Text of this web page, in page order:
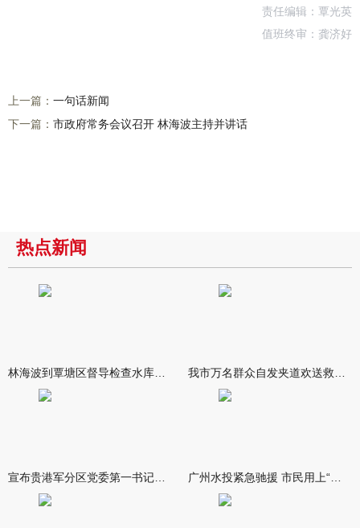
责任编辑：覃光英
值班终审：龚济好
上一篇： 一句话新闻
下一篇： 市政府常务会议召开 林海波主持并讲话
热点新闻